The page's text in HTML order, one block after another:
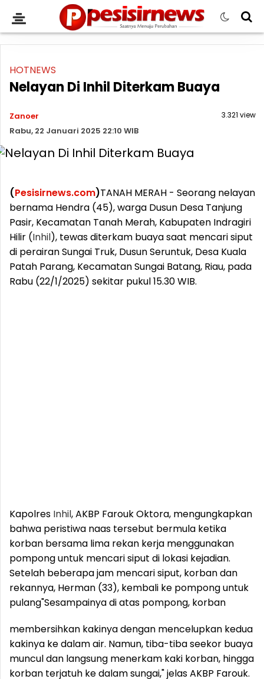
HOTNEWS
Nelayan Di Inhil Diterkam Buaya
Zanoer
Rabu, 22 Januari 2025 22:10 WIB
3.321 view
(Pesisirnews.com)TANAH MERAH - Seorang nelayan
bernama Hendra (45), warga Dusun Desa Tanjung
Pasir, Kecamatan Tanah Merah, Kabupaten Indragiri
Hilir (Inhil), tewas diterkam buaya saat mencari siput
di perairan Sungai Truk, Dusun Seruntuk, Desa Kuala
Patah Parang, Kecamatan Sungai Batang, Riau, pada
Rabu (22/1/2025) sekitar pukul 15.30 WIB.
Kapolres Inhil, AKBP Farouk Oktora, mengungkapkan
bahwa peristiwa naas tersebut bermula ketika
korban bersama lima rekan kerja menggunakan
pompong untuk mencari siput di lokasi kejadian.
Setelah beberapa jam mencari siput, korban dan
rekannya, Herman (33), kembali ke pompong untuk
pulang"Sesampainya di atas pompong, korban
membersihkan kakinya dengan mencelupkan kedua
kakinya ke dalam air. Namun, tiba-tiba seekor buaya
muncul dan langsung menerkam kaki korban, hingga
korban terjatuh ke dalam sungai," jelas AKBP Farouk.